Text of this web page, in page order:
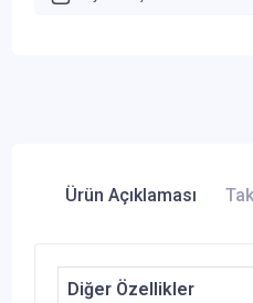
Ürün Açıklaması
Diğer Özellikler